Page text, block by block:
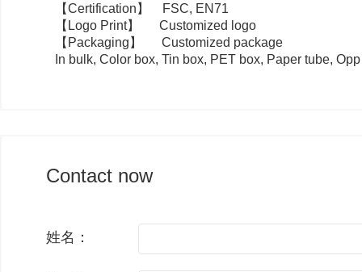
【Certification 】
FSC, EN71
【 Logo Print】
Customized logo
【 Packaging 】
Customized package
In bulk, Color box, Tin box, PET box, Paper tube,
Contact now
姓名：